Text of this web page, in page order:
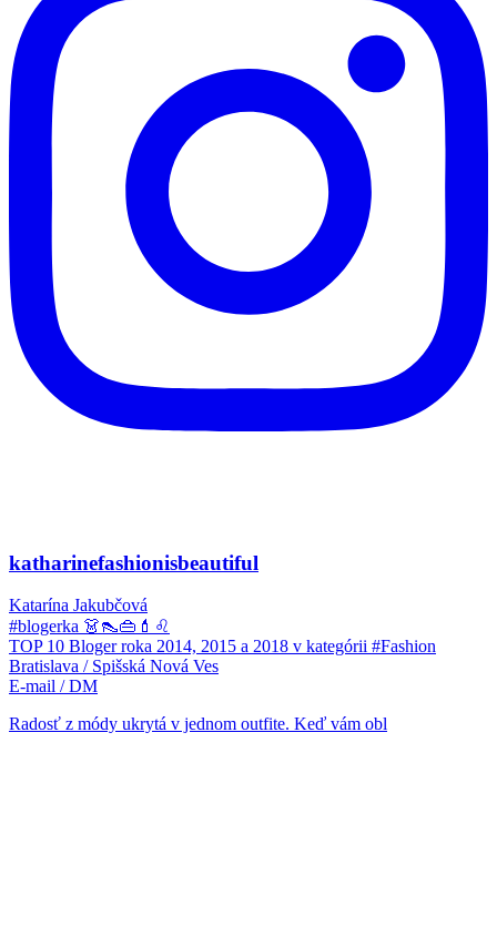
katharinefashionisbeautiful
Katarína Jakubčová
#blogerka 👗👠👜💄♌
TOP 10 Bloger roka 2014, 2015 a 2018 v kategórii #Fashion
Bratislava / Spišská Nová Ves
E-mail / DM
Radosť z módy ukrytá v jednom outfite. Keď vám obl